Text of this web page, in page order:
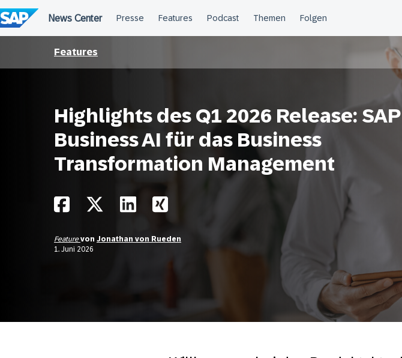
Features
Highlights des Q1 2026 Release: SAP
Business AI für das Business
Transformation Management
Featurevon Jonathan von Rueden
1. Juni 2026